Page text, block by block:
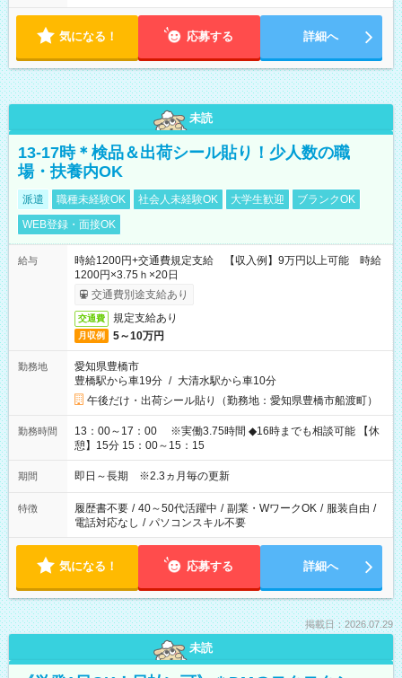
気になる！ 応募する 詳細へ
未読
13-17時＊検品＆出荷シール貼り！少人数の職
場・扶養内OK
派遣 職種未経験OK 社会人未経験OK 大学生歓迎
ブランクOK
WEB登録・面接OK
給与
時給1200円+交通費規定支給 【収入例】9万円以上可能 時給
1200円×3.75ｈ×20日
交通費別途支給あり
交通費 規定支給あり
月収例 5～10万円
勤務地
愛知県豊橋市
豊橋駅から車19分 / 大清水駅から車10分
午後だけ・出荷シール貼り（勤務地：愛知県豊橋市船渡町）
勤務時間
13：00～17：00 ※実働3.75時間 ◆16時までも相談可能 【休
憩】15分 15：00～15：15
期間 即日～長期 ※2.3ヵ月毎の更新
特徴 履歴書不要 / 40～50代活躍中 / 副業・WワークOK / 服装自由 /
電話対応なし / パソコンスキル不要
気になる！ 応募する 詳細へ
掲載日：2026.07.29
未読